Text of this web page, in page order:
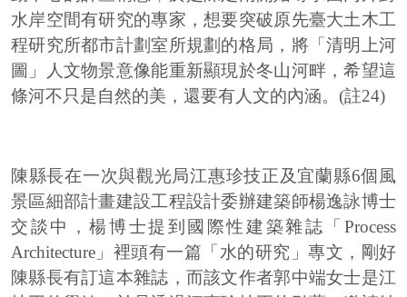
水岸空間有研究的專家，想要突破原先臺大土木工
程研究所都市計劃室所規劃的格局，將「清明上河
圖」人文物景意像能重新顯現於冬山河畔，希望這
條河不只是自然的美，還要有人文的內涵。(註24)
陳縣長在一次與觀光局江惠珍技正及宜蘭縣6個風
景區細部計畫建設工程設計委辦建築師楊逸詠博士
交談中，楊博士提到國際性建築雜誌「Process
Architecture」裡頭有一篇「水的研究」專文，剛好
陳縣長有訂這本雜誌，而該文作者郭中端女士是江